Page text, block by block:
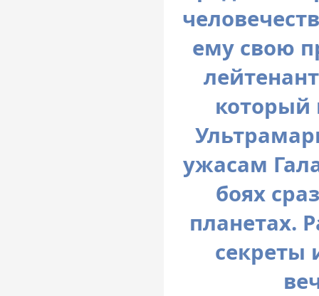
ему свою
который
ужасам
боях
планетах.
секреты